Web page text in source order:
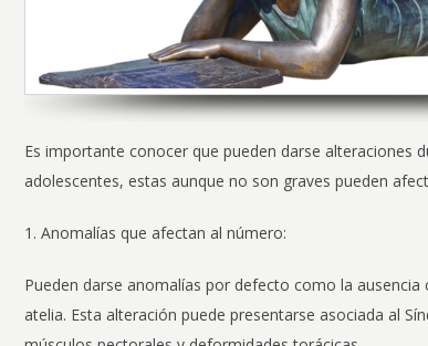
Es importante conocer que pueden darse alteraciones
adolescentes, estas aunque no son graves pueden
1. Anomalías que afectan al número:
Pueden darse anomalías por defecto como la
atelia. Esta alteración puede presentarse asociada al